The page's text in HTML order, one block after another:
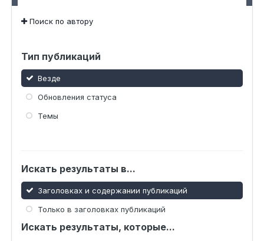
Поиск по автору
Тип публикаций
Везде
Обновления статуса
Темы
Искать результаты в...
Заголовках и содержании публикаций
Только в заголовках публикаций
Искать результаты, которые...